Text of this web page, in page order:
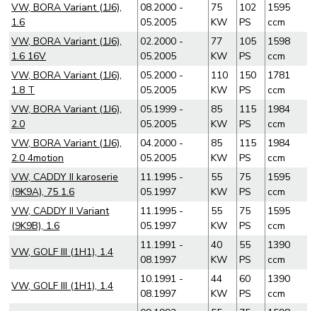
VW, BORA Variant (1J6),
1.6
08.2000 -
05.2005
75
KW
102
PS
1595
ccm
VW, BORA Variant (1J6),
1.6 16V
02.2000 -
05.2005
77
KW
105
PS
1598
ccm
VW, BORA Variant (1J6),
1.8 T
05.2000 -
05.2005
110
KW
150
PS
1781
ccm
VW, BORA Variant (1J6),
2.0
05.1999 -
05.2005
85
KW
115
PS
1984
ccm
VW, BORA Variant (1J6),
2.0 4motion
04.2000 -
05.2005
85
KW
115
PS
1984
ccm
VW, CADDY II karoserie
(9K9A), 75 1.6
11.1995 -
05.1997
55
KW
75
PS
1595
ccm
VW, CADDY II Variant
(9K9B), 1.6
11.1995 -
05.1997
55
KW
75
PS
1595
ccm
VW, GOLF III (1H1), 1.4
11.1991 -
08.1997
40
KW
55
PS
1390
ccm
VW, GOLF III (1H1), 1.4
10.1991 -
08.1997
44
KW
60
PS
1390
ccm